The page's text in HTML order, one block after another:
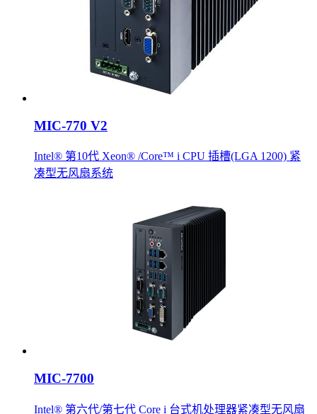
MIC-770 V2
Intel® 第10代 Xeon® /Core™ i CPU 插槽(LGA 1200) 紧
凑型无风扇系统
MIC-7700
Intel® 第六代/第七代 Core i 台式机处理器紧凑型无风扇